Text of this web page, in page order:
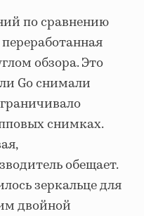
по сравнению
обзора. Это
Go снимали
снимках.
обещает.
зеркальце для
двойной